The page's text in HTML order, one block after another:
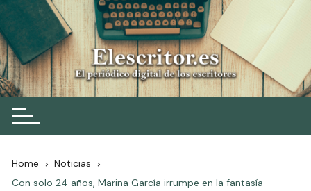
Skip
to
content
Elescritor.es
El periódico digital de los escritores
Home
Noticias
Con solo 24 años, Marina García irrumpe en la fantasía